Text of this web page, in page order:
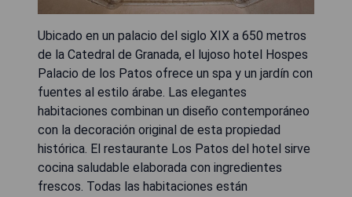
Ubicado en un palacio del siglo XIX a 650 metros
de la Catedral de Granada, el lujoso hotel Hospes
Palacio de los Patos ofrece un spa y un jardín con
fuentes al estilo árabe. Las elegantes
habitaciones combinan un diseño contemporáneo
con la decoración original de esta propiedad
histórica. El restaurante Los Patos del hotel sirve
cocina saludable elaborada con ingredientes
frescos. Todas las habitaciones están